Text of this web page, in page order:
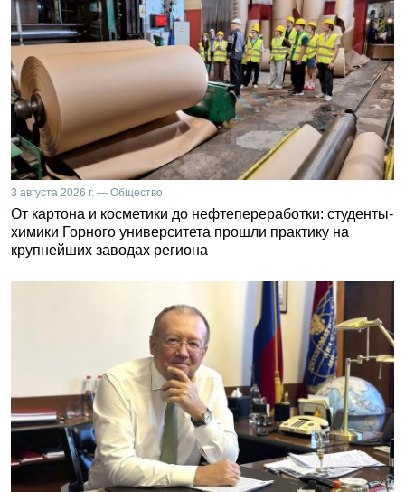
3 августа 2026 г. — Общество
От картона и косметики до нефтепереработки: студенты-
химики Горного университета прошли практику на
крупнейших заводах региона